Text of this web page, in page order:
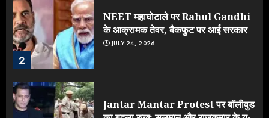
2
NEET महाघोटाले पर Rahul Gandhi
के आक्रामक तेवर, बैकफुट पर आई सरकार
JULY 24, 2026
Jantar Mantar Protest पर बॉलीवुड